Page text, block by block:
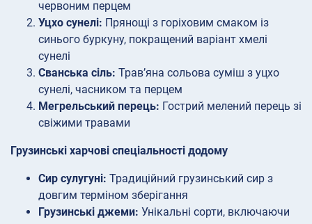
червоним перцем
Уцхо сунелі: Прянощі з горіховим смаком із
синього буркуну, покращений варіант хмелі
сунелі
Сванська сіль: Трав’яна сольова суміш з уцхо
сунелі, часником та перцем
Мегрельський перець: Гострий мелений перець зі
свіжими травами
Грузинські харчові спеціальності додому
Сир сулугуні: Традиційний грузинський сир з
довгим терміном зберігання
Грузинські джеми: Унікальні сорти, включаючи